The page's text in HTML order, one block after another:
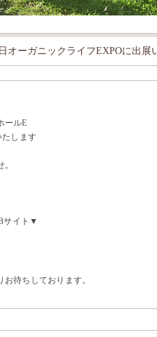
オーガニックライフEXPOに出展
ールE
たします
サイト▼
待ちしております。